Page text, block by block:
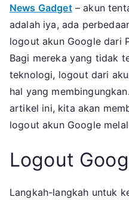
Logout
Akun
Google
Pada
iPhone
dan
Android
News Gadget– akun
adalah iya, ada
logout akun Google dari
Bagi mereka yang tidak
teknologi, logout dari
hal yang
artikel ini, kita akan
logout akun Google
Logout
Langkah-langkah untuk